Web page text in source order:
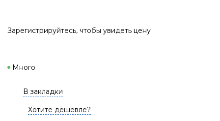
Зарегистрируйтесь, чтобы увидеть цену
Много
В закладки
Хотите дешевле?